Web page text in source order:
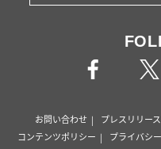
お問い合わせ プレスリリー
コンテンツポリシー
プライバシ